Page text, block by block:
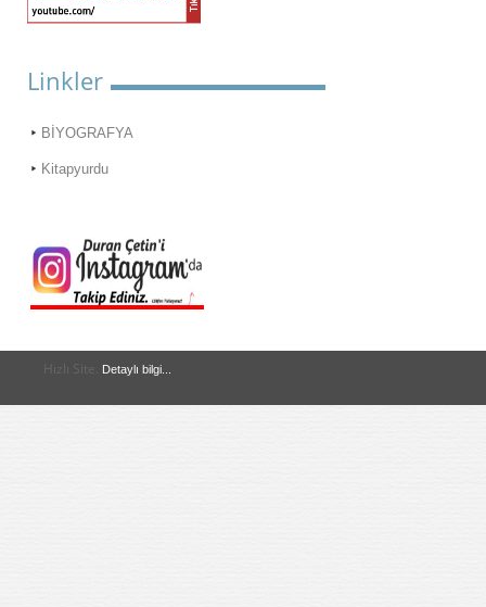
Linkler
BİYOGRAFYA
Kitapyurdu
Hızlı Site. Detaylı bilgi...